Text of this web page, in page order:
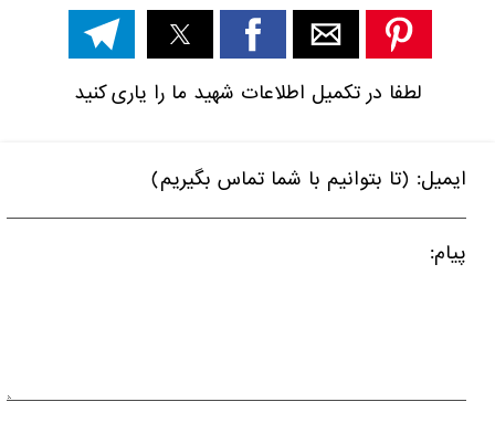
لطفا در تکمیل اطلاعات شهید ما را یاری کنید
ایمیل: (تا بتوانیم با شما تماس بگیریم)
پیام: